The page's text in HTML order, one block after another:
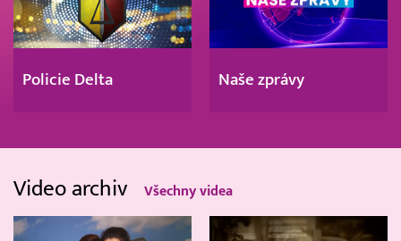
Policie Delta Naše zprávy
Video archiv Všechny videa